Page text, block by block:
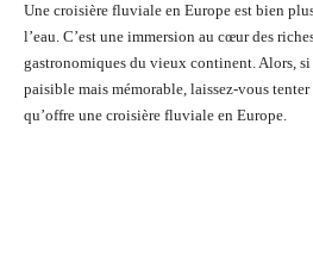
Une croisière fluviale en Europe est bien
l’eau. C’est une immersion au cœur des
gastronomiques du vieux continent. Alors,
paisible mais mémorable, laissez-vous
qu’offre une croisière fluviale en Europe.